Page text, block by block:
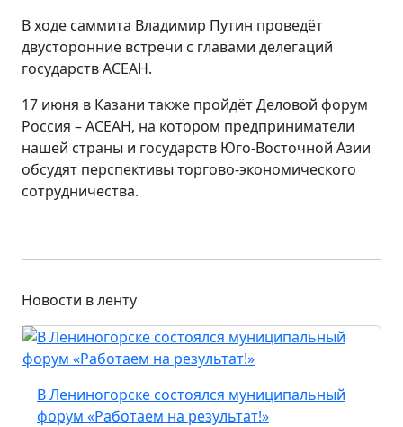
В ходе саммита Владимир Путин проведёт
двусторонние встречи с главами делегаций
государств АСЕАН.
17 июня в Казани также пройдёт Деловой форум
Россия – АСЕАН, на котором предприниматели
нашей страны и государств Юго-Восточной Азии
обсудят перспективы торгово-экономического
сотрудничества.
Новости в ленту
В Лениногорске состоялся муниципальный
форум «Работаем на результат!»